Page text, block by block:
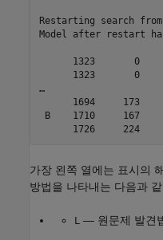
Restarting search
Model after restart
1323       0
1323       0
…
1694     173
B    1710     167
1726     224
가장 왼쪽 열에는 표시의
방법을 나타내는 다음과
L — 원문제 발견